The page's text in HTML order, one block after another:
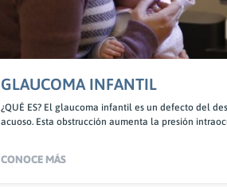
GLAUCOMA INFANTIL
¿QUÉ ES? El glaucoma infantil es un defecto del
acuoso. Esta obstrucción aumenta la presión
CONOCE MÁS